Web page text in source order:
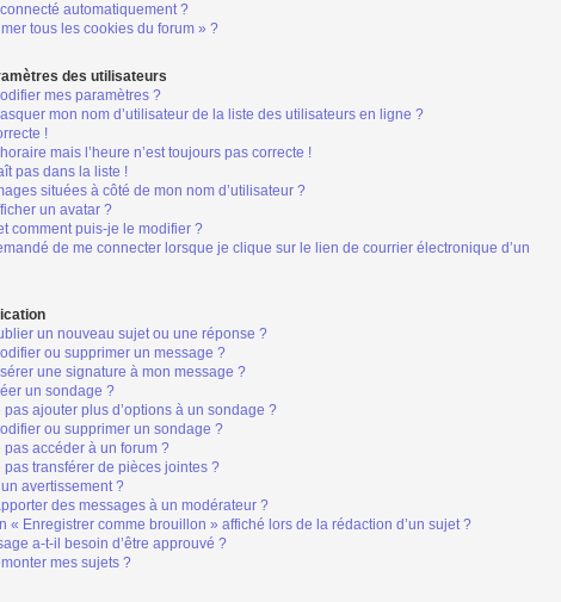
automatiquement ?
tous les cookies du forum » ?
des utilisateurs
mes paramètres ?
mon nom d’utilisateur de la liste des utilisateurs en ligne ?
!
mais l’heure n’est toujours pas correcte !
pas dans la liste !
situées à côté de mon nom d’utilisateur ?
un avatar ?
comment puis-je le modifier ?
de me connecter lorsque je clique sur le lien de courrier électronique d’un
un nouveau sujet ou une réponse ?
ou supprimer un message ?
une signature à mon message ?
un sondage ?
ajouter plus d’options à un sondage ?
ou supprimer un sondage ?
accéder à un forum ?
transférer de pièces jointes ?
avertissement ?
des messages à un modérateur ?
« Enregistrer comme brouillon » affiché lors de la rédaction d’un sujet ?
a-t-il besoin d’être approuvé ?
mes sujets ?